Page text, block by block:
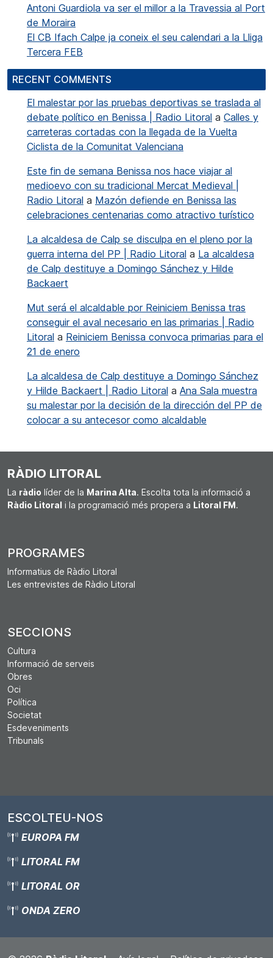
Antoni Guardiola va ser el millor a la Travessia al Port
de Moraira
El CB Ifach Calpe ja coneix el seu calendari a la Lliga
Tercera FEB
RECENT COMMENTS
El malestar por las pruebas deportivas se traslada al
debate político en Benissa | Radio Litoral a Calles y
carreteras cortadas con la llegada de la Vuelta
Ciclista de la Comunitat Valenciana
Este fin de semana Benissa nos hace viajar al
medioevo con su tradicional Mercat Medieval |
Radio Litoral a Mazón defiende en Benissa las
celebraciones centenarias como atractivo turístico
La alcaldesa de Calp se disculpa en el pleno por la
guerra interna del PP | Radio Litoral a La alcaldesa
de Calp destituye a Domingo Sánchez y Hilde
Backaert
Mut será el alcaldable por Reiniciem Benissa tras
conseguir el aval necesario en las primarias | Radio
Litoral a Reiniciem Benissa convoca primarias para el
21 de enero
La alcaldesa de Calp destituye a Domingo Sánchez
y Hilde Backaert | Radio Litoral a Ana Sala muestra
su malestar por la decisión de la dirección del PP de
colocar a su antecesor como alcaldable
RÀDIO LITORAL
La ràdio líder de la Marina Alta. Escolta tota la informació a
Ràdio Litoral i la programació més propera a Litoral FM.
PROGRAMES
Informatius de Ràdio Litoral
Les entrevistes de Ràdio Litoral
SECCIONS
Cultura
Informació de serveis
Obres
Oci
Política
Societat
Esdeveniments
Tribunals
ESCOLTEU-NOS
EUROPA FM
LITORAL FM
LITORAL OR
ONDA ZERO